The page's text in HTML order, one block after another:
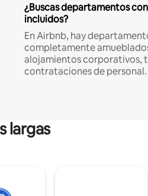
¿Buscas departamentos
incluidos?
En Airbnb, hay
completamente
alojamientos corporativos,
contrataciones de personal.
largas